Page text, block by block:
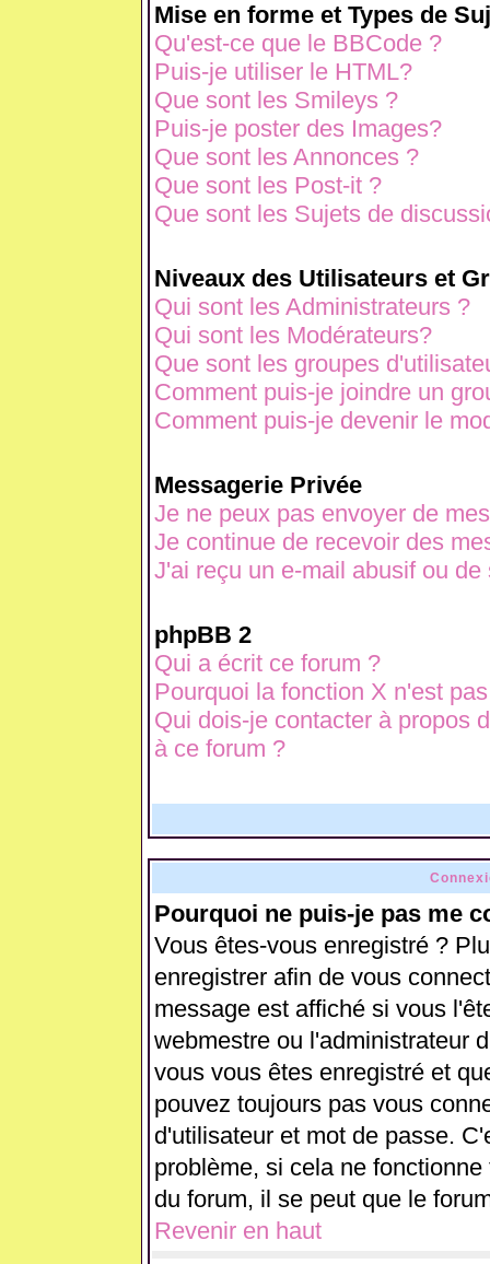
Mise en forme et Types de
Qu'est-ce que le BBCode ?
Puis-je utiliser le HTML?
Que sont les Smileys ?
Puis-je poster des Images?
Que sont les Annonces ?
Que sont les Post-it ?
Que sont les Sujets de
Niveaux des Utilisateurs et
Qui sont les Administrateurs ?
Qui sont les Modérateurs?
Que sont les groupes
Comment puis-je joindre un
Comment puis-je devenir le
Messagerie Privée
Je ne peux pas envoyer de
Je continue de recevoir des
J'ai reçu un e-mail abusif ou
phpBB 2
Qui a écrit ce forum ?
Pourquoi la fonction X n'est
Qui dois-je contacter à propos
à ce forum ?
Pourquoi ne puis-je pas me
Vous êtes-vous enregistré ?
enregistrer afin de vous
message est affiché si vous
webmestre ou l'administrateur
vous vous êtes enregistré et
pouvez toujours pas vous
d'utilisateur et mot de passe.
problème, si cela ne
du forum, il se peut que le
Revenir en haut